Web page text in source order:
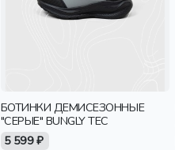
БОТИНКИ ДЕМИСЕЗОННЫЕ
"СЕРЫЕ" BUNGLY TEC
5 599 ₽